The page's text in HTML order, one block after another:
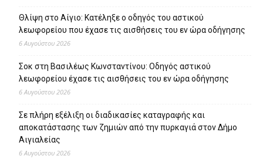
Θλίψη στο Αίγιο: Κατέληξε ο οδηγός του αστικού
λεωφορείου που έχασε τις αισθήσεις του εν ώρα οδήγησης
6 Αυγούστου 2026
Σοκ στη Βασιλέως Κωνσταντίνου: Οδηγός αστικού
λεωφορείου έχασε τις αισθήσεις του εν ώρα οδήγησης
6 Αυγούστου 2026
Σε πλήρη εξέλιξη οι διαδικασίες καταγραφής και
αποκατάστασης των ζημιών από την πυρκαγιά στον Δήμο
Αιγιαλείας
6 Αυγούστου 2026